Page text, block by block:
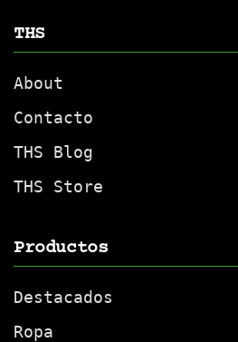
THS
About
Contacto
THS Blog
THS Store
Productos
Destacados
Ropa